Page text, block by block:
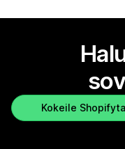
Kokeile